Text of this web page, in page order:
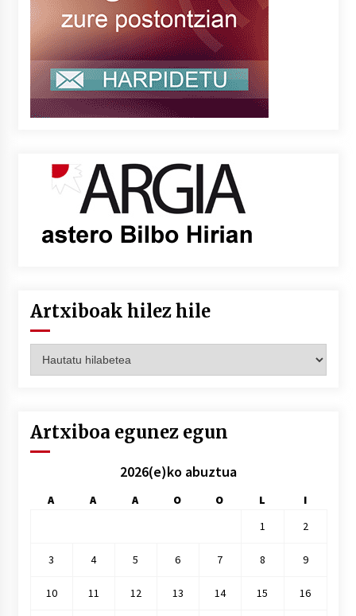
Artxiboak hilez hile
hilez
Artxiboa egunez egun
2026(e)ko abuztua
A A A O O L
I
1
2
3 4 5 6 7 8 9
10 11 12 13 14 15 16